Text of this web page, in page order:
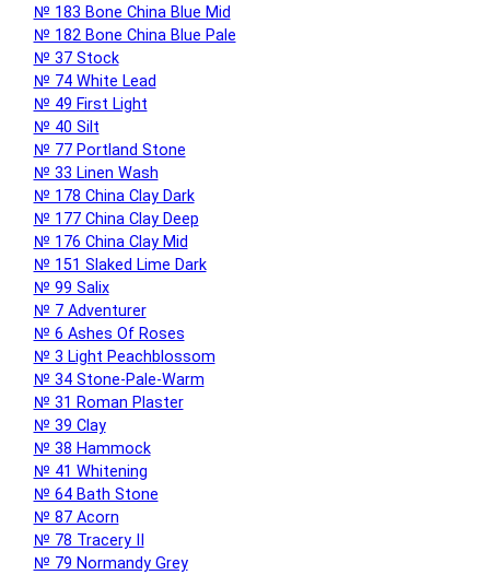
№ 183 Bone China Blue Mid
№ 182 Bone China Blue Pale
№ 37 Stock
№ 74 White Lead
№ 49 First Light
№ 40 Silt
№ 77 Portland Stone
№ 33 Linen Wash
№ 178 China Clay Dark
№ 177 China Clay Deep
№ 176 China Clay Mid
№ 151 Slaked Lime Dark
№ 99 Salix
№ 7 Adventurer
№ 6 Ashes Of Roses
№ 3 Light Peachblossom
№ 34 Stone-Pale-Warm
№ 31 Roman Plaster
№ 39 Clay
№ 38 Hammock
№ 41 Whitening
№ 64 Bath Stone
№ 87 Acorn
№ 78 Tracery II
№ 79 Normandy Grey